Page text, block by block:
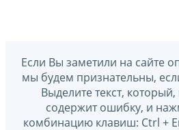
Если Вы заметили на сайте
мы будем признательны,
Выделите текст,
содержит ошибку, и
комбинацию клавиш: Ctrl +